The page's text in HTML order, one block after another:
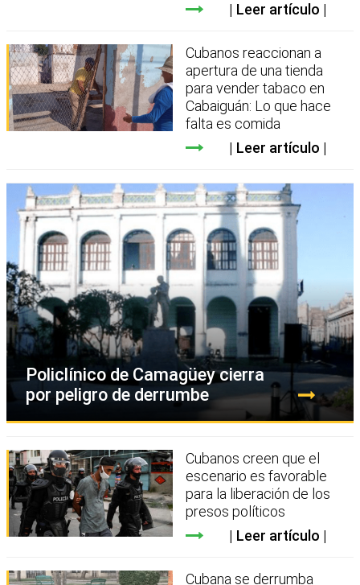
Leer artículo
Cubanos reaccionan a
apertura de una tienda
para vender tabaco en
Cabaiguán: Lo que hace
falta es comida
Leer artículo
Policlínico de Camagüey cierra
por peligro de derrumbe
Cubanos creen que el
escenario es favorable
para la liberación de los
presos políticos
Leer artículo
Cubana se derrumba